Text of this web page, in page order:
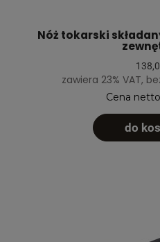
Nóż tokarski
zawiera 23% VAT,
Cena
do